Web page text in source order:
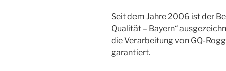
Seit dem Jahre 2006 ist der
Qualität – Bayern“
die Verarbeitung von GQ-
garantiert.